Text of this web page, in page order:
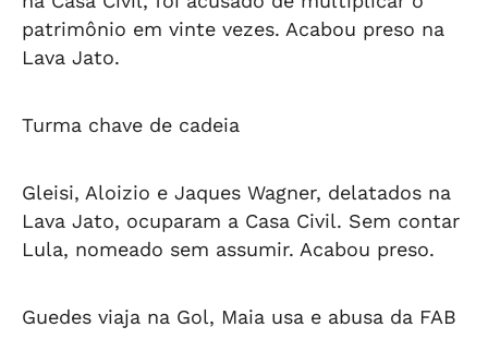
patrimônio em vinte vezes. Acabou preso na
Lava Jato.
Turma chave de cadeia
Gleisi, Aloizio e Jaques Wagner, delatados na
Lava Jato, ocuparam a Casa Civil. Sem contar
Lula, nomeado sem assumir. Acabou preso.
Guedes viaja na Gol, Maia usa e abusa da FAB